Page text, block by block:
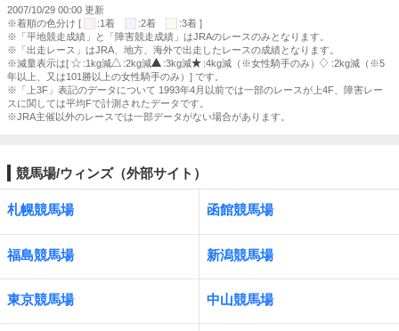
2007/10/29 00:00 更新
※着順の色分け [
:1着 :2着
:3着 ]
※「平地競走成績」と「障害競走成績」はJRAのレースのみとなります。
※「出走レース」はJRA、地方、海外で出走したレースの成績となります。
※減量表示は[
:1kg減 :2kg減 :3kg減 :4kg減（※女性騎手のみ）
:2kg減（※5
年以上、又は101勝以上の女性騎手のみ）] です。
※「上3F」表記のデータについて 1993年4月以前では一部のレースが上4F、障害レー
スに関しては平均Fで計測されたデータです。
※JRA主催以外のレースでは一部データがない場合があります。
競馬場/ウィンズ（外部サイト）
札幌競馬場 函館競馬場
福島競馬場 新潟競馬場
東京競馬場 中山競馬場